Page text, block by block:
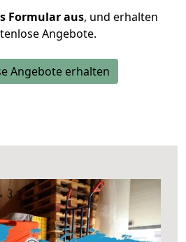
Formular aus, und erhalten
Angebote.
Angebote erhalten